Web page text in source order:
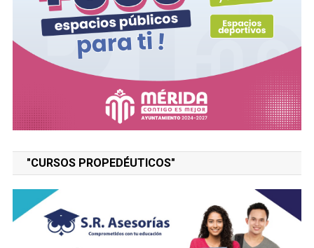
"CURSOS PROPEDÉUTICOS"